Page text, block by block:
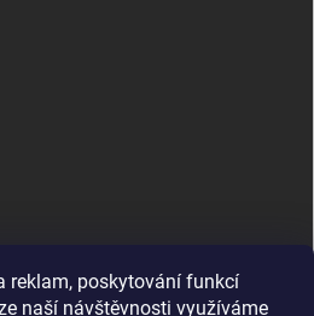
reklam, poskytování funkcí
naší návštěvnosti využíváme
zkusmerino/